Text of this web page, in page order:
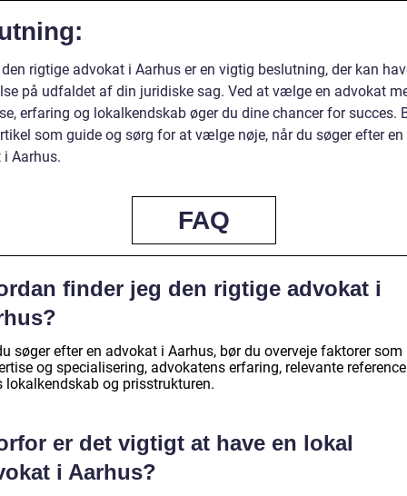
rigtige advokat i Aarhus er en vigtig beslutning, der kan
på udfaldet af din juridiske sag. Ved at vælge en advokat
erfaring og lokalkendskab øger du dine chancer for succes.
som guide og sørg for at vælge nøje, når du søger efter en
Aarhus.
FAQ
finder jeg den rigtige advokat i
søger efter en advokat i Aarhus, bør du overveje faktorer som
og specialisering, advokatens erfaring, relevante
lokalkendskab og prisstrukturen.
er det vigtigt at have en lokal
i Aarhus?